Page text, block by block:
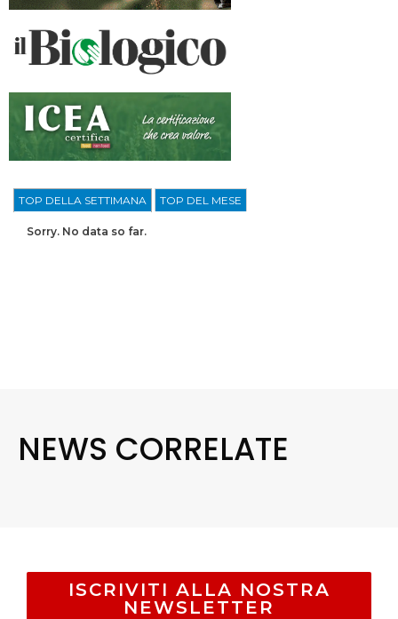
TOP DELLA SETTIMANA TOP DEL MESE
Sorry. No data so far.
NEWS CORRELATE
ISCRIVITI ALLA NOSTRA
NEWSLETTER